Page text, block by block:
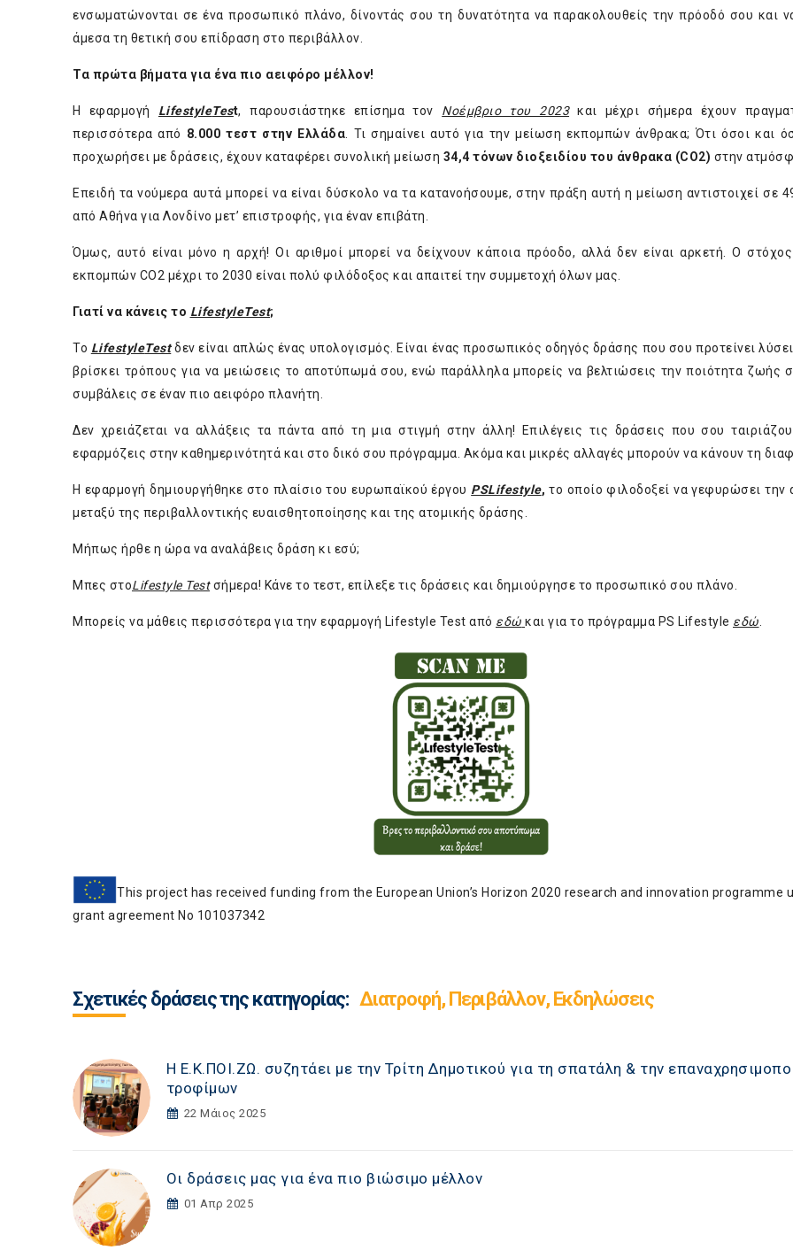
ενσωματώνονται σε ένα προσωπικό πλάνο, δίνοντάς σου τη δυνατότητα να παρακολουθείς την πρόοδό σου και
άμεσα τη θετική σου επίδραση στο περιβάλλον.
Τα πρώτα βήματα για ένα πιο αειφόρο μέλλον!
Η εφαρμογή LifestyleTest, παρουσιάστηκε επίσημα τον Νοέμβριο του 2023και μέχρι σήμερα έχουν
περισσότερα από 8.000 τεστ στην Ελλάδα . Τι σημαίνει αυτό για την μείωση εκπομπών άνθρακα; Ότι όσοι και
προχωρήσει με δράσεις, έχουν καταφέρει συνολική μείωση 34,4 τόνων διοξειδίου του άνθρακα (CO2) στην
Επειδή τα νούμερα αυτά μπορεί να είναι δύσκολο να τα κατανοήσουμε, στην πράξη αυτή η μείωση αντιστοιχεί σε
από Αθήνα για Λονδίνο μετ’ επιστροφής, για έναν επιβάτη.
Όμως, αυτό είναι μόνο η αρχή! Οι αριθμοί μπορεί να δείχνουν κάποια πρόοδο, αλλά δεν είναι αρκετή. Ο
εκπομπών CO2 μέχρι το 2030 είναι πολύ φιλόδοξος και απαιτεί την συμμετοχή όλων μας.
Γιατί να κάνεις το LifestyleTest;
Το LifestyleTestδεν είναι απλώς ένας υπολογισμός. Είναι ένας προσωπικός οδηγός δράσης που σου προτείνει
βρίσκει τρόπους για να μειώσεις το αποτύπωμά σου, ενώ παράλληλα μπορείς να βελτιώσεις την ποιότητα ζωής
συμβάλεις σε έναν πιο αειφόρο πλανήτη.
Δεν χρειάζεται να αλλάξεις τα πάντα από τη μια στιγμή στην άλλη! Επιλέγεις τις δράσεις που σου
εφαρμόζεις στην καθημερινότητά και στο δικό σου πρόγραμμα. Ακόμα και μικρές αλλαγές μπορούν να κάνουν τη
Η εφαρμογή δημιουργήθηκε στο πλαίσιο του ευρωπαϊκού έργου PSLifestyle,το οποίο φιλοδοξεί να γεφυρώσει την
μεταξύ της περιβαλλοντικής ευαισθητοποίησης και της ατομικής δράσης.
Μήπως ήρθε η ώρα να αναλάβεις δράση κι εσύ;
Μπες στοLifestyle Testσήμερα! Κάνε το τεστ, επίλεξε τις δράσεις και δημιούργησε το προσωπικό σου πλάνο.
Μπορείς να μάθεις περισσότερα για την εφαρμογή Lifestyle Test από εδώ και για το πρόγραμμα PS Lifestyle εδώ
This project has received funding from the European Union’s Horizon 2020 research and innovation programme
grant agreement No 101037342
Σχετικές δράσεις της κατηγορίας: Διατροφή, Περιβάλλον, Εκδηλώσεις
Η Ε.Κ.ΠΟΙ.ΖΩ. συζητάει με την Τρίτη Δημοτικού για τη σπατάλη & την
τροφίμων
22 Μάιος 2025
Οι δράσεις μας για ένα πιο βιώσιμο μέλλον
01 Απρ 2025